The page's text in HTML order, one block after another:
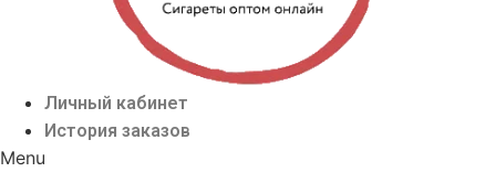
Личный кабинет
История заказов
Menu